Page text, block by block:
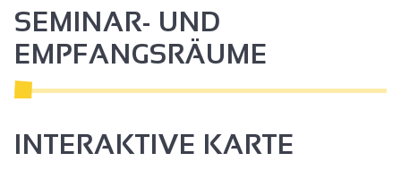
SEMINAR- UND
EMPFANGSRÄUME
INTERAKTIVE KARTE